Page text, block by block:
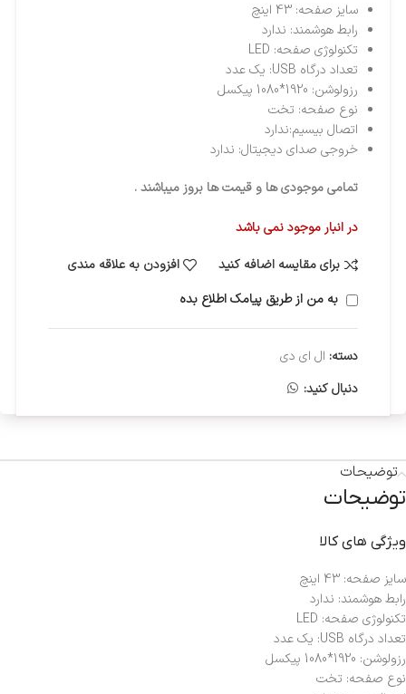
سایز صفحه: 43 اینچ
رابط هوشمند: ندارد
تکنولوژی صفحه: LED
تعداد درگاه USB: یک عدد
رزولوشن: 1920*1080 پیکسل
نوع صفحه: تخت
اتصال بی‎سیم:ندارد
خروجی صدای دیجیتال: ندارد
تمامی موجودی ها و قیمت ها بروز میباشند .
در انبار موجود نمی باشد
برای مقایسه اضافه کنید
افزودن به علاقه مندی
به من از طریق پیامک اطلاع بده
دسته: ال ای دی
دنبال کنید:
توضیحات
توضیحات
ویژگی های کالا
سایز صفحه: 43 اینچ
رابط هوشمند: ندارد
تکنولوژی صفحه: LED
تعداد درگاه USB: یک عدد
رزولوشن: 1920*1080 پیکسل
نوع صفحه: تخت